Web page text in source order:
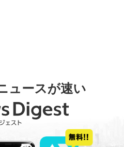
ュースが速い